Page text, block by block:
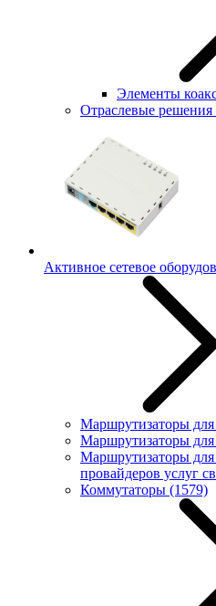
Элементы
Отраслевые решения
Активное сетевое
Маршрутизаторы
Маршрутизаторы для
Маршрутизаторы
провайдеров услуг
Коммутаторы (1579)